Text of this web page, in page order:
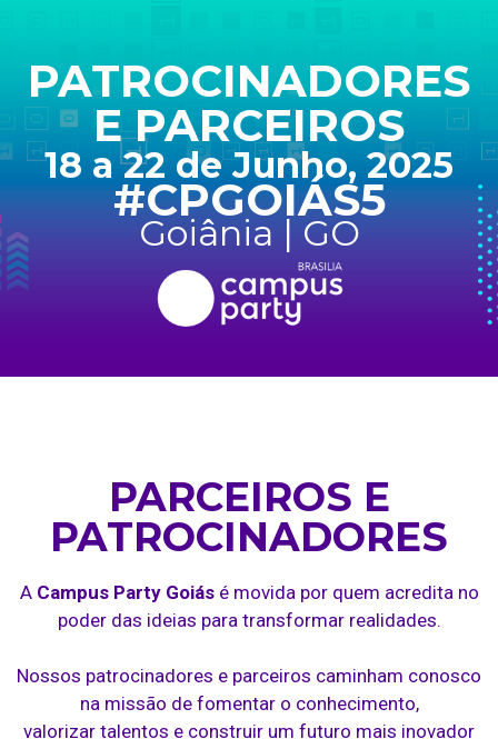
PATROCINADORES
E PARCEIROS
18 a 22 de Junho, 2025
#CPGOIÁS5
Goiânia | GO
PARCEIROS E
PATROCINADORES
A Campus Party Goiásé movida por quem acredita no
poder das ideias para transformar realidades.
Nossos patrocinadores e parceiros caminham conosco
na missão de fomentar o conhecimento,
valorizar talentos e construir um futuro mais inovador